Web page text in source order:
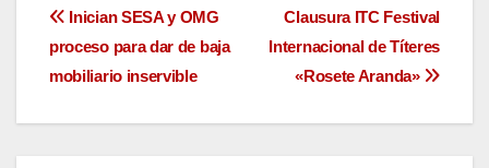
Navegación
de
entradas
Clausura ITC Festival
Internacional de Títeres
«Rosete Aranda»
Inician SESA y OMG
proceso para dar de baja
mobiliario inservible